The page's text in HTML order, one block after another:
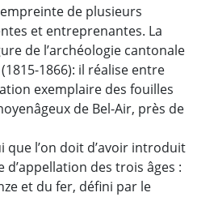
de plusieurs
et entreprenantes. La
de l’archéologie cantonale
1866): il réalise entre
exemplaire des fouilles
de Bel-Air, près de
que l’on doit d’avoir introduit
d’appellation des trois âges :
et du fer, défini par le